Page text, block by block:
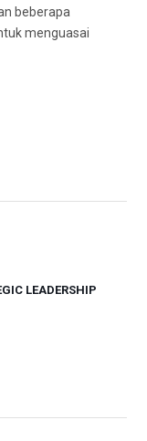
beberapa
menguasai
LEADERSHIP